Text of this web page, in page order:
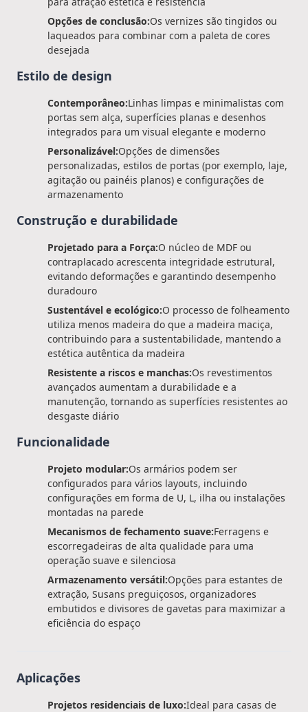
Opções de conclusão:Os vernizes são tingidos ou
laqueados para combinar com a paleta de cores
desejada
Estilo de design
Contemporâneo:Linhas limpas e minimalistas com
portas sem alça, superfícies planas e desenhos
integrados para um visual elegante e moderno
Personalizável:Opções de dimensões
personalizadas, estilos de portas (por exemplo, laje,
agitação ou painéis planos) e configurações de
armazenamento
Construção e durabilidade
Projetado para a Força:O núcleo de MDF ou
contraplacado acrescenta integridade estrutural,
evitando deformações e garantindo desempenho
duradouro
Sustentável e ecológico:O processo de folheamento
utiliza menos madeira do que a madeira maciça,
contribuindo para a sustentabilidade, mantendo a
estética autêntica da madeira
Resistente a riscos e manchas:Os revestimentos
avançados aumentam a durabilidade e a
manutenção, tornando as superfícies resistentes ao
desgaste diário
Funcionalidade
Projeto modular:Os armários podem ser
configurados para vários layouts, incluindo
configurações em forma de U, L, ilha ou instalações
montadas na parede
Mecanismos de fechamento suave:Ferragens e
escorregadeiras de alta qualidade para uma
operação suave e silenciosa
Armazenamento versátil:Opções para estantes de
extração, Susans preguiçosos, organizadores
embutidos e divisores de gavetas para maximizar a
eficiência do espaço
Aplicações
Projetos residenciais de luxo:Ideal para casas de